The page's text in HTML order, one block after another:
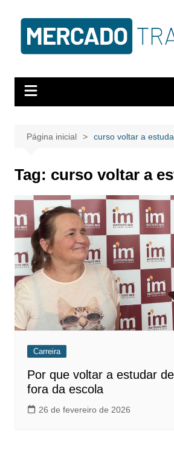
Página inicial curso voltar a estuda
Tag: curso voltar a
Carreira
Por que voltar a estudar
fora da escola
26 de fevereiro de 2026